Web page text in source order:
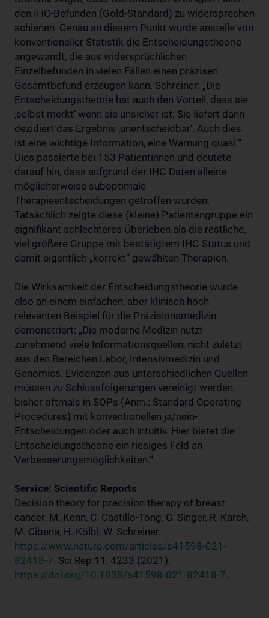
den IHC-Befunden (Gold-Standard) zu widersprechen
schienen. Genau an diesem Punkt wurde anstelle von
konventioneller Statistik die Entscheidungstheorie
angewandt, die aus widersprüchlichen
Einzelbefunden in vielen Fällen einen präzisen
Gesamtbefund erzeugen kann. Schreiner: „Die
Entscheidungstheorie hat auch den Vorteil, dass sie
‚selbst merkt‘ wenn sie unsicher ist: Sie liefert dann
dezidiert das Ergebnis ‚unentscheidbar‘. Auch dies
ist eine wichtige Information, eine Warnung quasi.“
Dies passierte bei 153 Patientinnen und deutete
darauf hin, dass aufgrund der IHC-Daten alleine
möglicherweise suboptimale
Therapieentscheidungen getroffen wurden.
Tatsächlich zeigte diese (kleine) Patientengruppe ein
signifikant schlechteres Überleben als die restliche,
viel größere Gruppe mit bestätigtem IHC-Status und
damit eigentlich „korrekt“ gewählten Therapien.
Die Wirksamkeit der Entscheidungstheorie wurde
also an einem einfachen, aber klinisch hoch
relevanten Beispiel für die Präzisionsmedizin
demonstriert: „Die moderne Medizin nutzt
zunehmend viele Informationsquellen, nicht zuletzt
aus den Bereichen Labor, Intensivmedizin und
Genomics. Evidenzen aus unterschiedlichen Quellen
müssen zu Schlussfolgerungen vereinigt werden,
bisher oftmals in SOPs (Anm.: Standard Operating
Procedures) mit konventionellen ja/nein-
Entscheidungen oder auch intuitiv. Hier bietet die
Entscheidungstheorie ein riesiges Feld an
Verbesserungsmöglichkeiten.“
Service: Scientific Reports
Decision theory for precision therapy of breast
cancer. M. Kenn, C. Castillo-Tong, C. Singer, R. Karch,
M. Cibena, H. Kölbl, W. Schreiner.
https://www.nature.com/articles/s41598-021-
82418-7. Sci Rep 11, 4233 (2021).
https://doi.org/10.1038/s41598-021-82418-7.